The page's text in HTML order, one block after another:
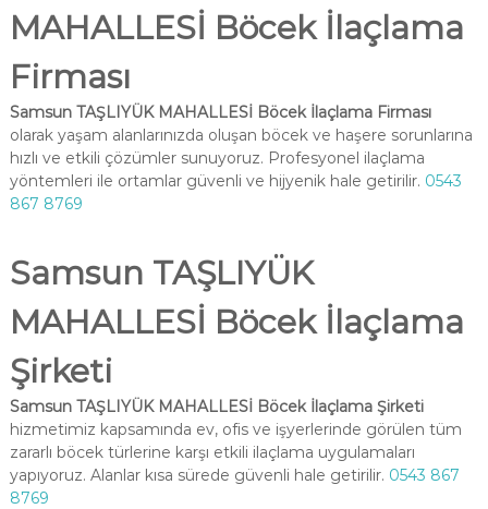
MAHALLESİ Böcek İlaçlama
Firması
Samsun TAŞLIYÜK MAHALLESİ Böcek İlaçlama Firması
olarak yaşam alanlarınızda oluşan böcek ve haşere sorunlarına
hızlı ve etkili çözümler sunuyoruz. Profesyonel ilaçlama
yöntemleri ile ortamlar güvenli ve hijyenik hale getirilir. 0543
867 8769
Samsun TAŞLIYÜK
MAHALLESİ Böcek İlaçlama
Şirketi
Samsun TAŞLIYÜK MAHALLESİ Böcek İlaçlama Şirketi
hizmetimiz kapsamında ev, ofis ve işyerlerinde görülen tüm
zararlı böcek türlerine karşı etkili ilaçlama uygulamaları
yapıyoruz. Alanlar kısa sürede güvenli hale getirilir. 0543 867
8769